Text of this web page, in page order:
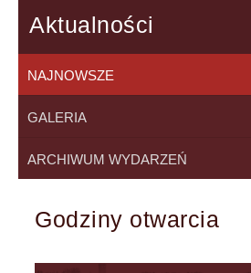
Aktualności
NAJNOWSZE
GALERIA
ARCHIWUM WYDARZEŃ
Godziny otwarcia